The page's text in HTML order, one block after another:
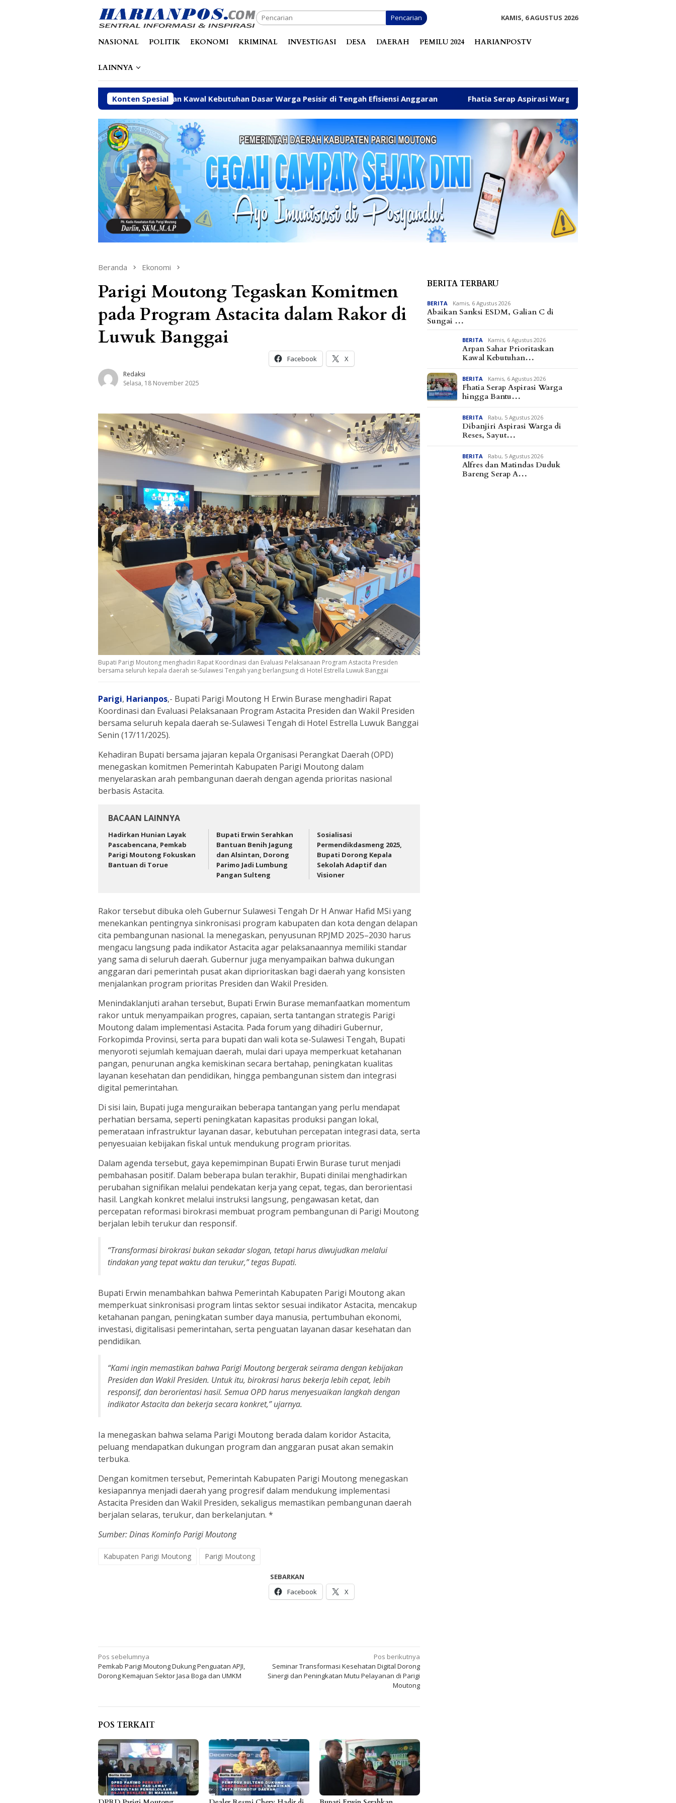
Pencarian KAMIS, 6 AGUSTUS 2026
NASIONAL POLITIK EKONOMI KRIMINAL INVESTIGASI DESA DAERAH PEMILU 2024 HARIANPOSTV
LAINNYA
Konten Spesial
Arpan Sahar Prioritaskan Kawal Kebutuhan Dasar Warga Pesisir di Tengah Efisiensi Anggaran Fhatia Serap Aspirasi Warga hingga Bantu Fasilitas Tempat Ibadah Pakai
Beranda Ekonomi
Parigi Moutong Tegaskan Komitmen
pada Program Astacita dalam Rakor di
Luwuk Banggai
Redaksi
Selasa, 18 November 2025
Facebook X
Bupati Parigi Moutong menghadiri Rapat Koordinasi dan Evaluasi Pelaksanaan Program Astacita Presiden
bersama seluruh kepala daerah se-Sulawesi Tengah yang berlangsung di Hotel Estrella Luwuk Banggai
Parigi, Harianpos,- Bupati Parigi Moutong H Erwin Burase menghadiri Rapat
Koordinasi dan Evaluasi Pelaksanaan Program Astacita Presiden dan Wakil Presiden
bersama seluruh kepala daerah se-Sulawesi Tengah di Hotel Estrella Luwuk Banggai
Senin (17/11/2025).
Kehadiran Bupati bersama jajaran kepala Organisasi Perangkat Daerah (OPD)
menegaskan komitmen Pemerintah Kabupaten Parigi Moutong dalam
menyelaraskan arah pembangunan daerah dengan agenda prioritas nasional
berbasis Astacita.
BACAAN LAINNYA
Hadirkan Hunian Layak
Pascabencana, Pemkab
Parigi Moutong Fokuskan
Bantuan di Torue
Bupati Erwin Serahkan
Bantuan Benih Jagung
dan Alsintan, Dorong
Parimo Jadi Lumbung
Pangan Sulteng
Sosialisasi
Permendikdasmeng 2025,
Bupati Dorong Kepala
Sekolah Adaptif dan
Visioner
Rakor tersebut dibuka oleh Gubernur Sulawesi Tengah Dr H Anwar Hafid MSi yang
menekankan pentingnya sinkronisasi program kabupaten dan kota dengan delapan
cita pembangunan nasional. Ia menegaskan, penyusunan RPJMD 2025–2030 harus
mengacu langsung pada indikator Astacita agar pelaksanaannya memiliki standar
yang sama di seluruh daerah. Gubernur juga menyampaikan bahwa dukungan
anggaran dari pemerintah pusat akan diprioritaskan bagi daerah yang konsisten
menjalankan program prioritas Presiden dan Wakil Presiden.
Menindaklanjuti arahan tersebut, Bupati Erwin Burase memanfaatkan momentum
rakor untuk menyampaikan progres, capaian, serta tantangan strategis Parigi
Moutong dalam implementasi Astacita. Pada forum yang dihadiri Gubernur,
Forkopimda Provinsi, serta para bupati dan wali kota se-Sulawesi Tengah, Bupati
menyoroti sejumlah kemajuan daerah, mulai dari upaya memperkuat ketahanan
pangan, penurunan angka kemiskinan secara bertahap, peningkatan kualitas
layanan kesehatan dan pendidikan, hingga pembangunan sistem dan integrasi
digital pemerintahan.
Di sisi lain, Bupati juga menguraikan beberapa tantangan yang perlu mendapat
perhatian bersama, seperti peningkatan kapasitas produksi pangan lokal,
pemerataan infrastruktur layanan dasar, kebutuhan percepatan integrasi data, serta
penyesuaian kebijakan fiskal untuk mendukung program prioritas.
Dalam agenda tersebut, gaya kepemimpinan Bupati Erwin Burase turut menjadi
pembahasan positif. Dalam beberapa bulan terakhir, Bupati dinilai menghadirkan
perubahan signifikan melalui pendekatan kerja yang cepat, tegas, dan berorientasi
hasil. Langkah konkret melalui instruksi langsung, pengawasan ketat, dan
percepatan reformasi birokrasi membuat program pembangunan di Parigi Moutong
berjalan lebih terukur dan responsif.
“Transformasi birokrasi bukan sekadar slogan, tetapi harus diwujudkan melalui
tindakan yang tepat waktu dan terukur,” tegas Bupati.
Bupati Erwin menambahkan bahwa Pemerintah Kabupaten Parigi Moutong akan
memperkuat sinkronisasi program lintas sektor sesuai indikator Astacita, mencakup
ketahanan pangan, peningkatan sumber daya manusia, pertumbuhan ekonomi,
investasi, digitalisasi pemerintahan, serta penguatan layanan dasar kesehatan dan
pendidikan.
“Kami ingin memastikan bahwa Parigi Moutong bergerak seirama dengan kebijakan
Presiden dan Wakil Presiden. Untuk itu, birokrasi harus bekerja lebih cepat, lebih
responsif, dan berorientasi hasil. Semua OPD harus menyesuaikan langkah dengan
indikator Astacita dan bekerja secara konkret,” ujarnya.
Ia menegaskan bahwa selama Parigi Moutong berada dalam koridor Astacita,
peluang mendapatkan dukungan program dan anggaran pusat akan semakin
terbuka.
Dengan komitmen tersebut, Pemerintah Kabupaten Parigi Moutong menegaskan
kesiapannya menjadi daerah yang progresif dalam mendukung implementasi
Astacita Presiden dan Wakil Presiden, sekaligus memastikan pembangunan daerah
berjalan selaras, terukur, dan berkelanjutan. *
Sumber: Dinas Kominfo Parigi Moutong
Kabupaten Parigi Moutong Parigi Moutong
SEBARKAN
Facebook
X
Navigasi
pos
Pos sebelumnya
Pemkab Parigi Moutong Dukung Penguatan APJI,
Dorong Kemajuan Sektor Jasa Boga dan UMKM
Pos berikutnya
Seminar Transformasi Kesehatan Digital Dorong
Sinergi dan Peningkatan Mutu Pelayanan di Parigi
Moutong
POS TERKAIT
BERITA TERBARU
BERITA Kamis, 6 Agustus 2026
Abaikan Sanksi ESDM, Galian C di
Sungai …
BERITA Kamis, 6 Agustus 2026
Arpan Sahar Prioritaskan
Kawal Kebutuhan…
BERITA Kamis, 6 Agustus 2026
Fhatia Serap Aspirasi Warga
hingga Bantu…
BERITA Rabu, 5 Agustus 2026
Dibanjiri Aspirasi Warga di
Reses, Sayut…
BERITA Rabu, 5 Agustus 2026
Alfres dan Matindas Duduk
Bareng Serap A…